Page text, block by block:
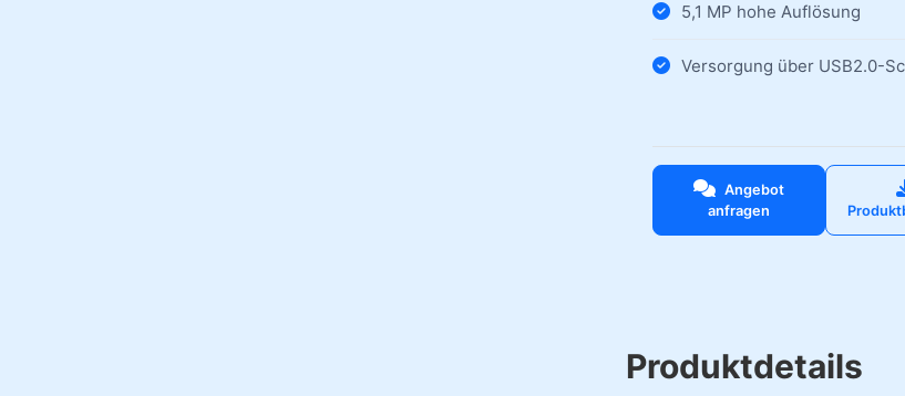
5,1 MP hohe Auflösung
Versorgung über USB2.0-
Angebot
anfragen
Produktdetails